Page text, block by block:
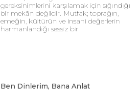
gereksinimlerini karşılamak için sığındığı
bir mekân değildir. Mutfak; toprağın,
emeğin, kültürün ve insani değerlerin
harmanlandığı sessiz bir
Ben Dinlerim, Bana Anlat